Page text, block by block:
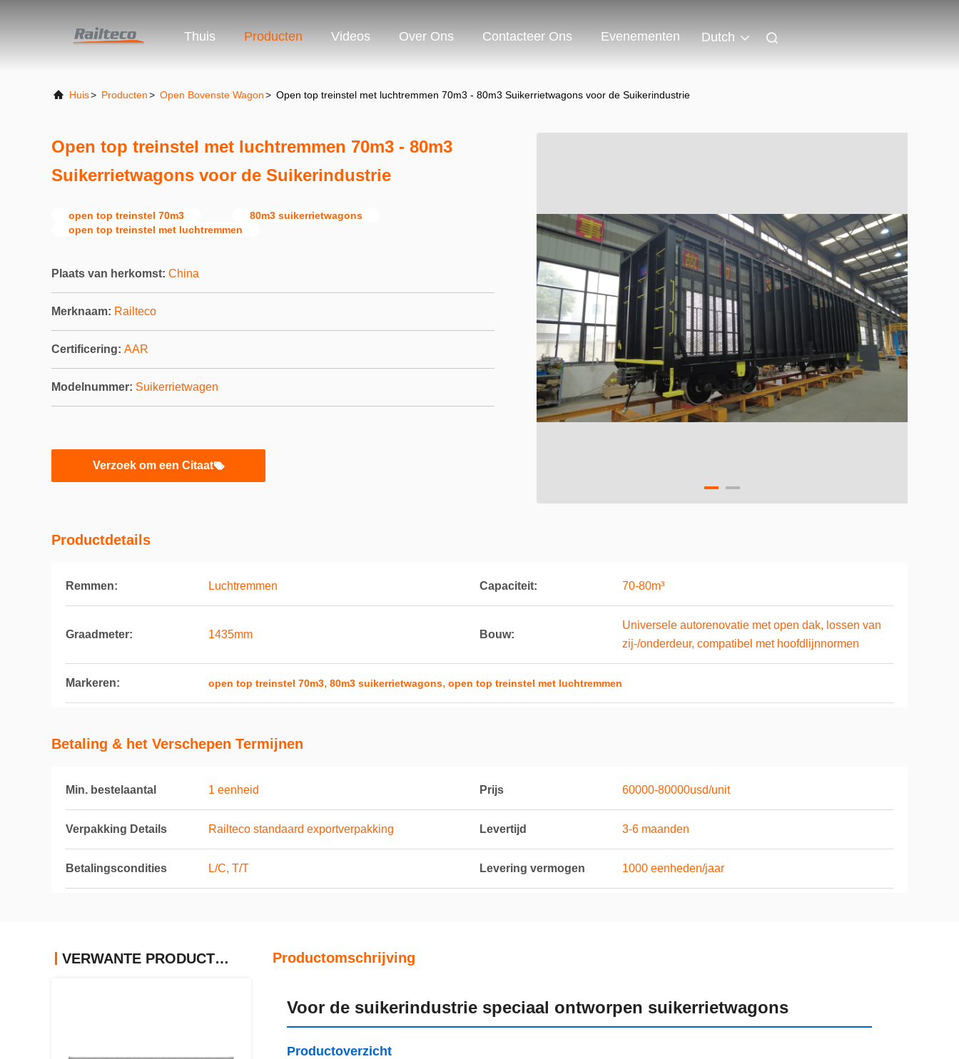
Thuis Producten Videos Over Ons Contacteer Ons Evenementen Dutch
Huis> Producten> Open Bovenste Wagon> Open top treinstel met luchtremmen 70m3 - 80m3 Suikerrietwagons voor de Suikerindustrie
Open top treinstel met luchtremmen 70m3 - 80m3
Suikerrietwagons voor de Suikerindustrie
open top treinstel 70m3
80m3 suikerrietwagons
open top treinstel met luchtremmen
Plaats van herkomst: China
Merknaam: Railteco
Certificering: AAR
Modelnummer: Suikerrietwagen
Verzoek om een Citaat
Productdetails
Remmen: Luchtremmen Capaciteit: 70-80m³
Graadmeter: 1435mm Bouw:
Universele autorenovatie met open dak, lossen van
zij-/onderdeur, compatibel met hoofdlijnnormen
Markeren: open top treinstel 70m3, 80m3 suikerrietwagons, open top treinstel met luchtremmen
Betaling & het Verschepen Termijnen
Min. bestelaantal 1 eenheid Prijs 60000-80000usd/unit
Verpakking Details Railteco standaard exportverpakking Levertijd 3-6 maanden
Betalingscondities L/C, T/T Levering vermogen 1000 eenheden/jaar
VERWANTE PRODUCTEN Productomschrijving
Voor de suikerindustrie speciaal ontworpen suikerrietwagons
Productoverzicht